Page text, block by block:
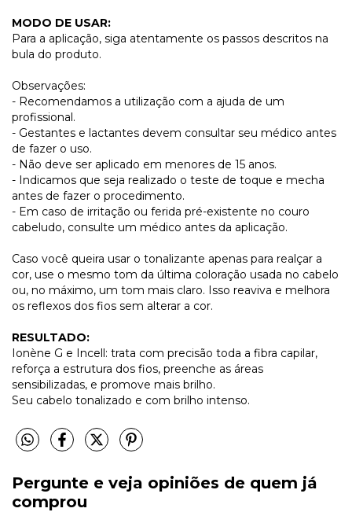
MODO DE USAR:
Para a aplicação, siga atentamente os passos descritos na
bula do produto.
Observações:
- Recomendamos a utilização com a ajuda de um
profissional.
- Gestantes e lactantes devem consultar seu médico antes
de fazer o uso.
- Não deve ser aplicado em menores de 15 anos.
- Indicamos que seja realizado o teste de toque e mecha
antes de fazer o procedimento.
- Em caso de irritação ou ferida pré-existente no couro
cabeludo, consulte um médico antes da aplicação.
Caso você queira usar o tonalizante apenas para realçar a
cor, use o mesmo tom da última coloração usada no cabelo
ou, no máximo, um tom mais claro. Isso reaviva e melhora
os reflexos dos fios sem alterar a cor.
RESULTADO:
Ionène G e Incell: trata com precisão toda a fibra capilar,
reforça a estrutura dos fios, preenche as áreas
sensibilizadas, e promove mais brilho.
Seu cabelo tonalizado e com brilho intenso.
Pergunte e veja opiniões de quem já
comprou